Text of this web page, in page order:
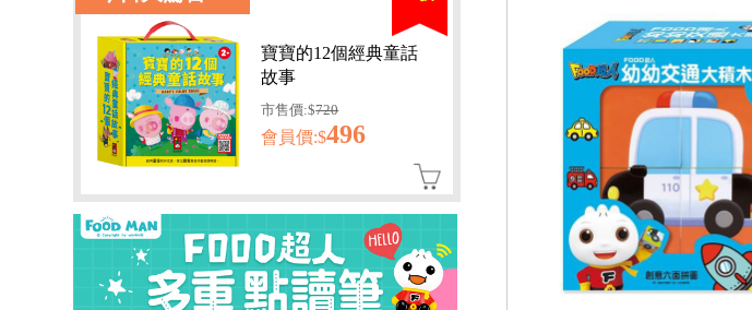
老師您好!!幼教會員火熱招募中~
海外購物免煩惱！點我查看『海外購物流程說明』
寶寶的12個經典童話
故事
市售價:$720
會員價:$496